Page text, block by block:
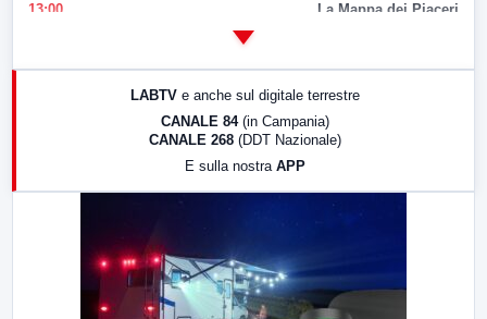
13:00 La Mappa dei Piaceri
LABTV e anche sul digitale terrestre
CANALE 84 (in Campania)
CANALE 268 (DDT Nazionale)
E sulla nostra APP